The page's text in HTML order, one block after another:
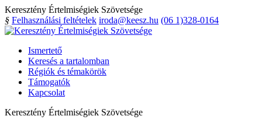
Keresztény Értelmiségiek Szövetsége
§ Felhasználási feltételek iroda@keesz.hu (06 1)328-0164
Ismertető
Keresés a tartalomban
Régiók és témakörök
Támogatók
Kapcsolat
Keresztény Értelmiségiek Szövetsége